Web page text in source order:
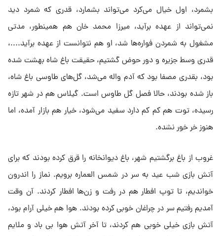
بشمرد، اول خیال می‌کرد می‌تواند بشمارد، قدری که شمرد دید
نمی‌تواند از عهده برآید، میرزا محمد خان هم همینطور، مدتی
مشغول به شمردن فواره‌ها شد، او هم نتوانست از عهده برآید....،
قدری وسط جزیره و دور حوض گشتیم، حقیقت باغ شاه بهشت شده
بود، بقدری مصفا بود که آدم واله می‌شد، گل‌های طاوسی باغ شاه،
باز شده بودند، حالا فصل گل طاوس است. گیلاس هم در شهر تازه
رسیده، توت هم کم کم دارد سفید می‌شود، خیار هم بازار آمده، اما
هنوز خر خور نشده.
غروب از باغ برگشتیم شهر، باغ دیوانخانه را قرق کرده بودند که برای
آتش بازی شب عید به سر در شمس العماره برویم. نماز را اندرون
خواندیم، تا توپ افطار هم در رفت و زن‌ها افطار کردند. آن وقت
آمدیم رفتیم سر در چراغان خوبی کرده بودند. هوا هم خیلی آرام بود،
آتش بازی خیلی خوبی هم کردند، تا آخر آتش هوا بی باد و ملایم